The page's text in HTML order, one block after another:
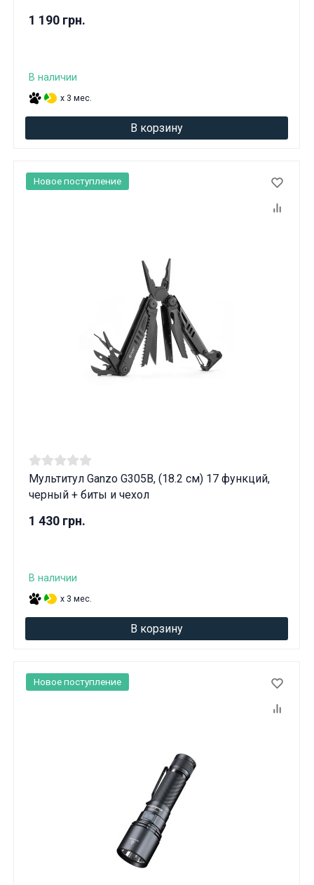
1 190 грн.
В наличии
x 3 мес.
В корзину
Мультитул Ganzo G305B, (18.2 см) 17 функций,
черный + биты и чехол
1 430 грн.
В наличии
x 3 мес.
В корзину
Новое поступление
Новое поступление